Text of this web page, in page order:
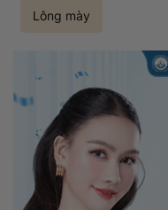
Lông mày